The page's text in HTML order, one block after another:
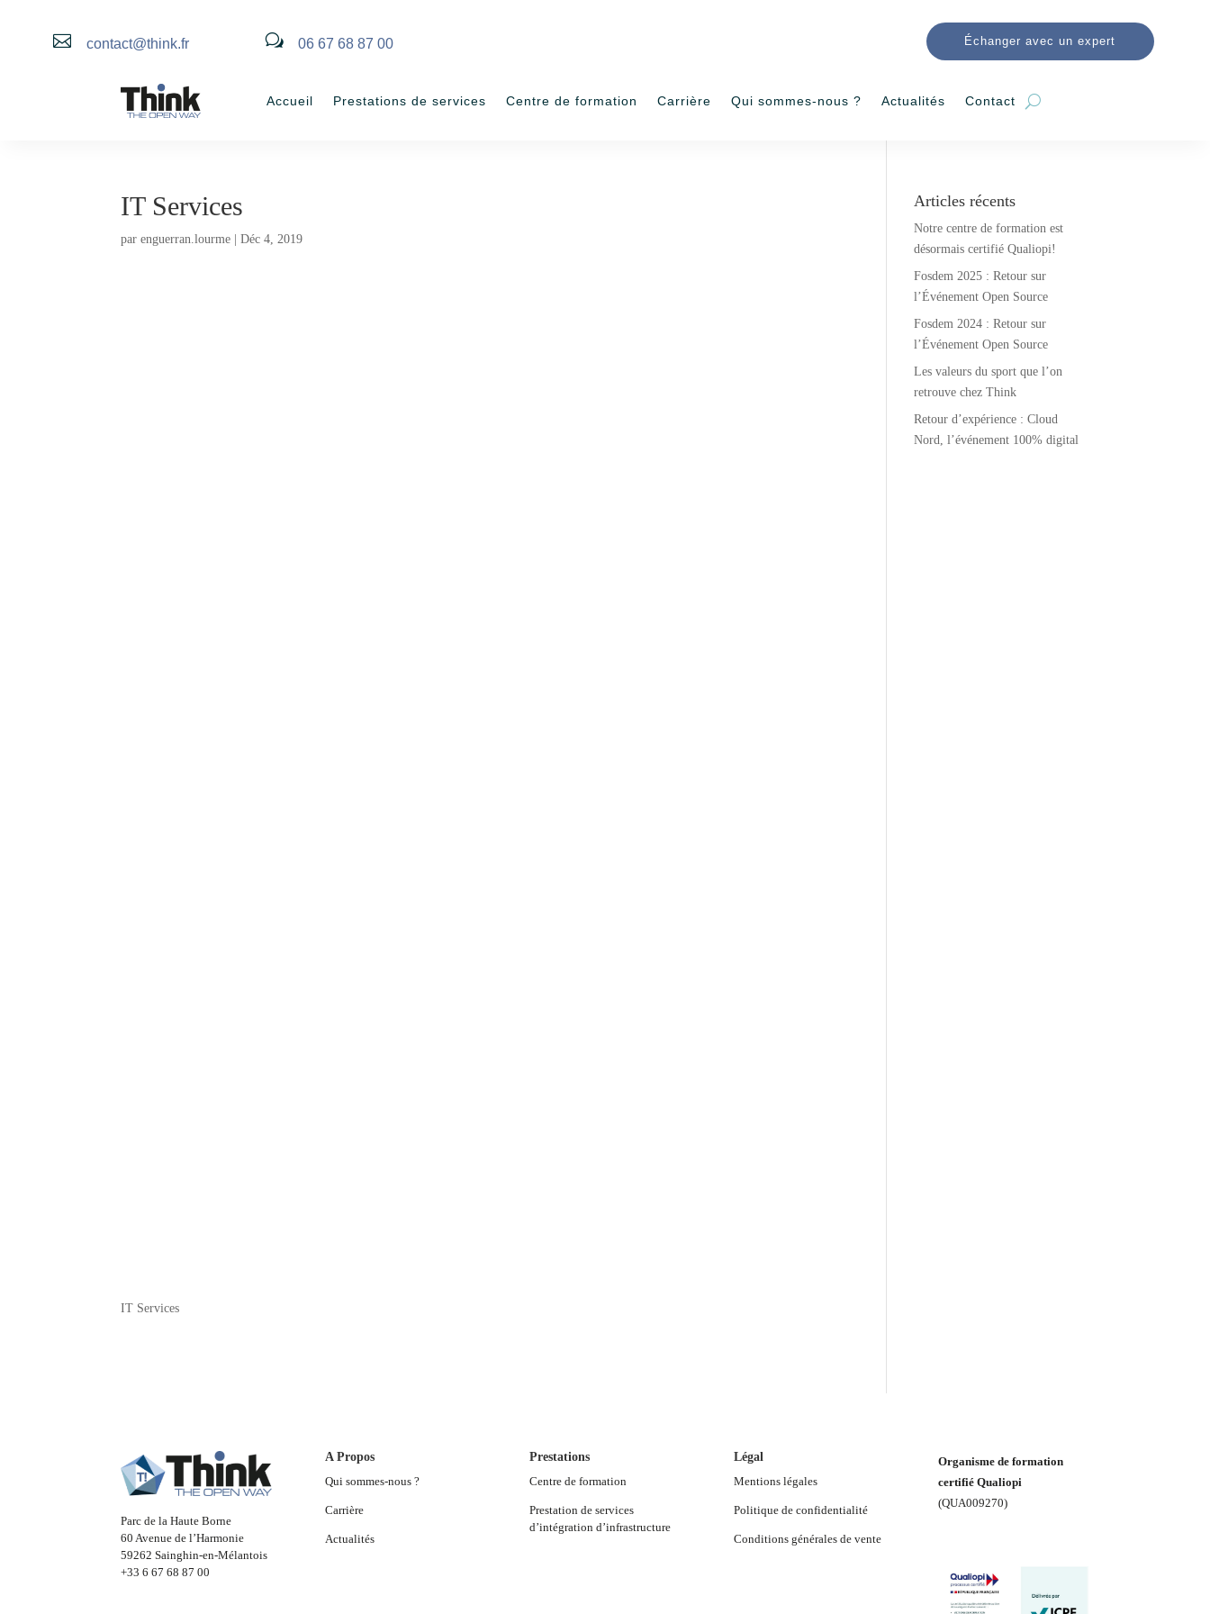
 contact@think.fr w 06 67 68 87 00 Échanger avec un expert
Accueil Prestations de services Centre de formation Carrière Qui sommes-nous ? Actualités Contact
IT Services
parenguerran.lourme |Déc 4, 2019
IT Services
Articles récents
Notre centre de formation est
désormais certifié Qualiopi!
Fosdem 2025 : Retour sur
l’Événement Open Source
Fosdem 2024 : Retour sur
l’Événement Open Source
Les valeurs du sport que l’on
retrouve chez Think
Retour d’expérience : Cloud
Nord, l’événement 100% digital
Parc de la Haute Borne
60 Avenue de l’Harmonie
59262 Sainghin-en-Mélantois
+33 6 67 68 87 00
A Propos
Qui sommes-nous ?
Carrière
Actualités
Prestations
Centre de formation
Prestation de services
d’intégration d’infrastructure
Légal
Mentions légales
Politique de confidentialité
Conditions générales de vente
Organisme de formation
certifié Qualiopi
(QUA009270)